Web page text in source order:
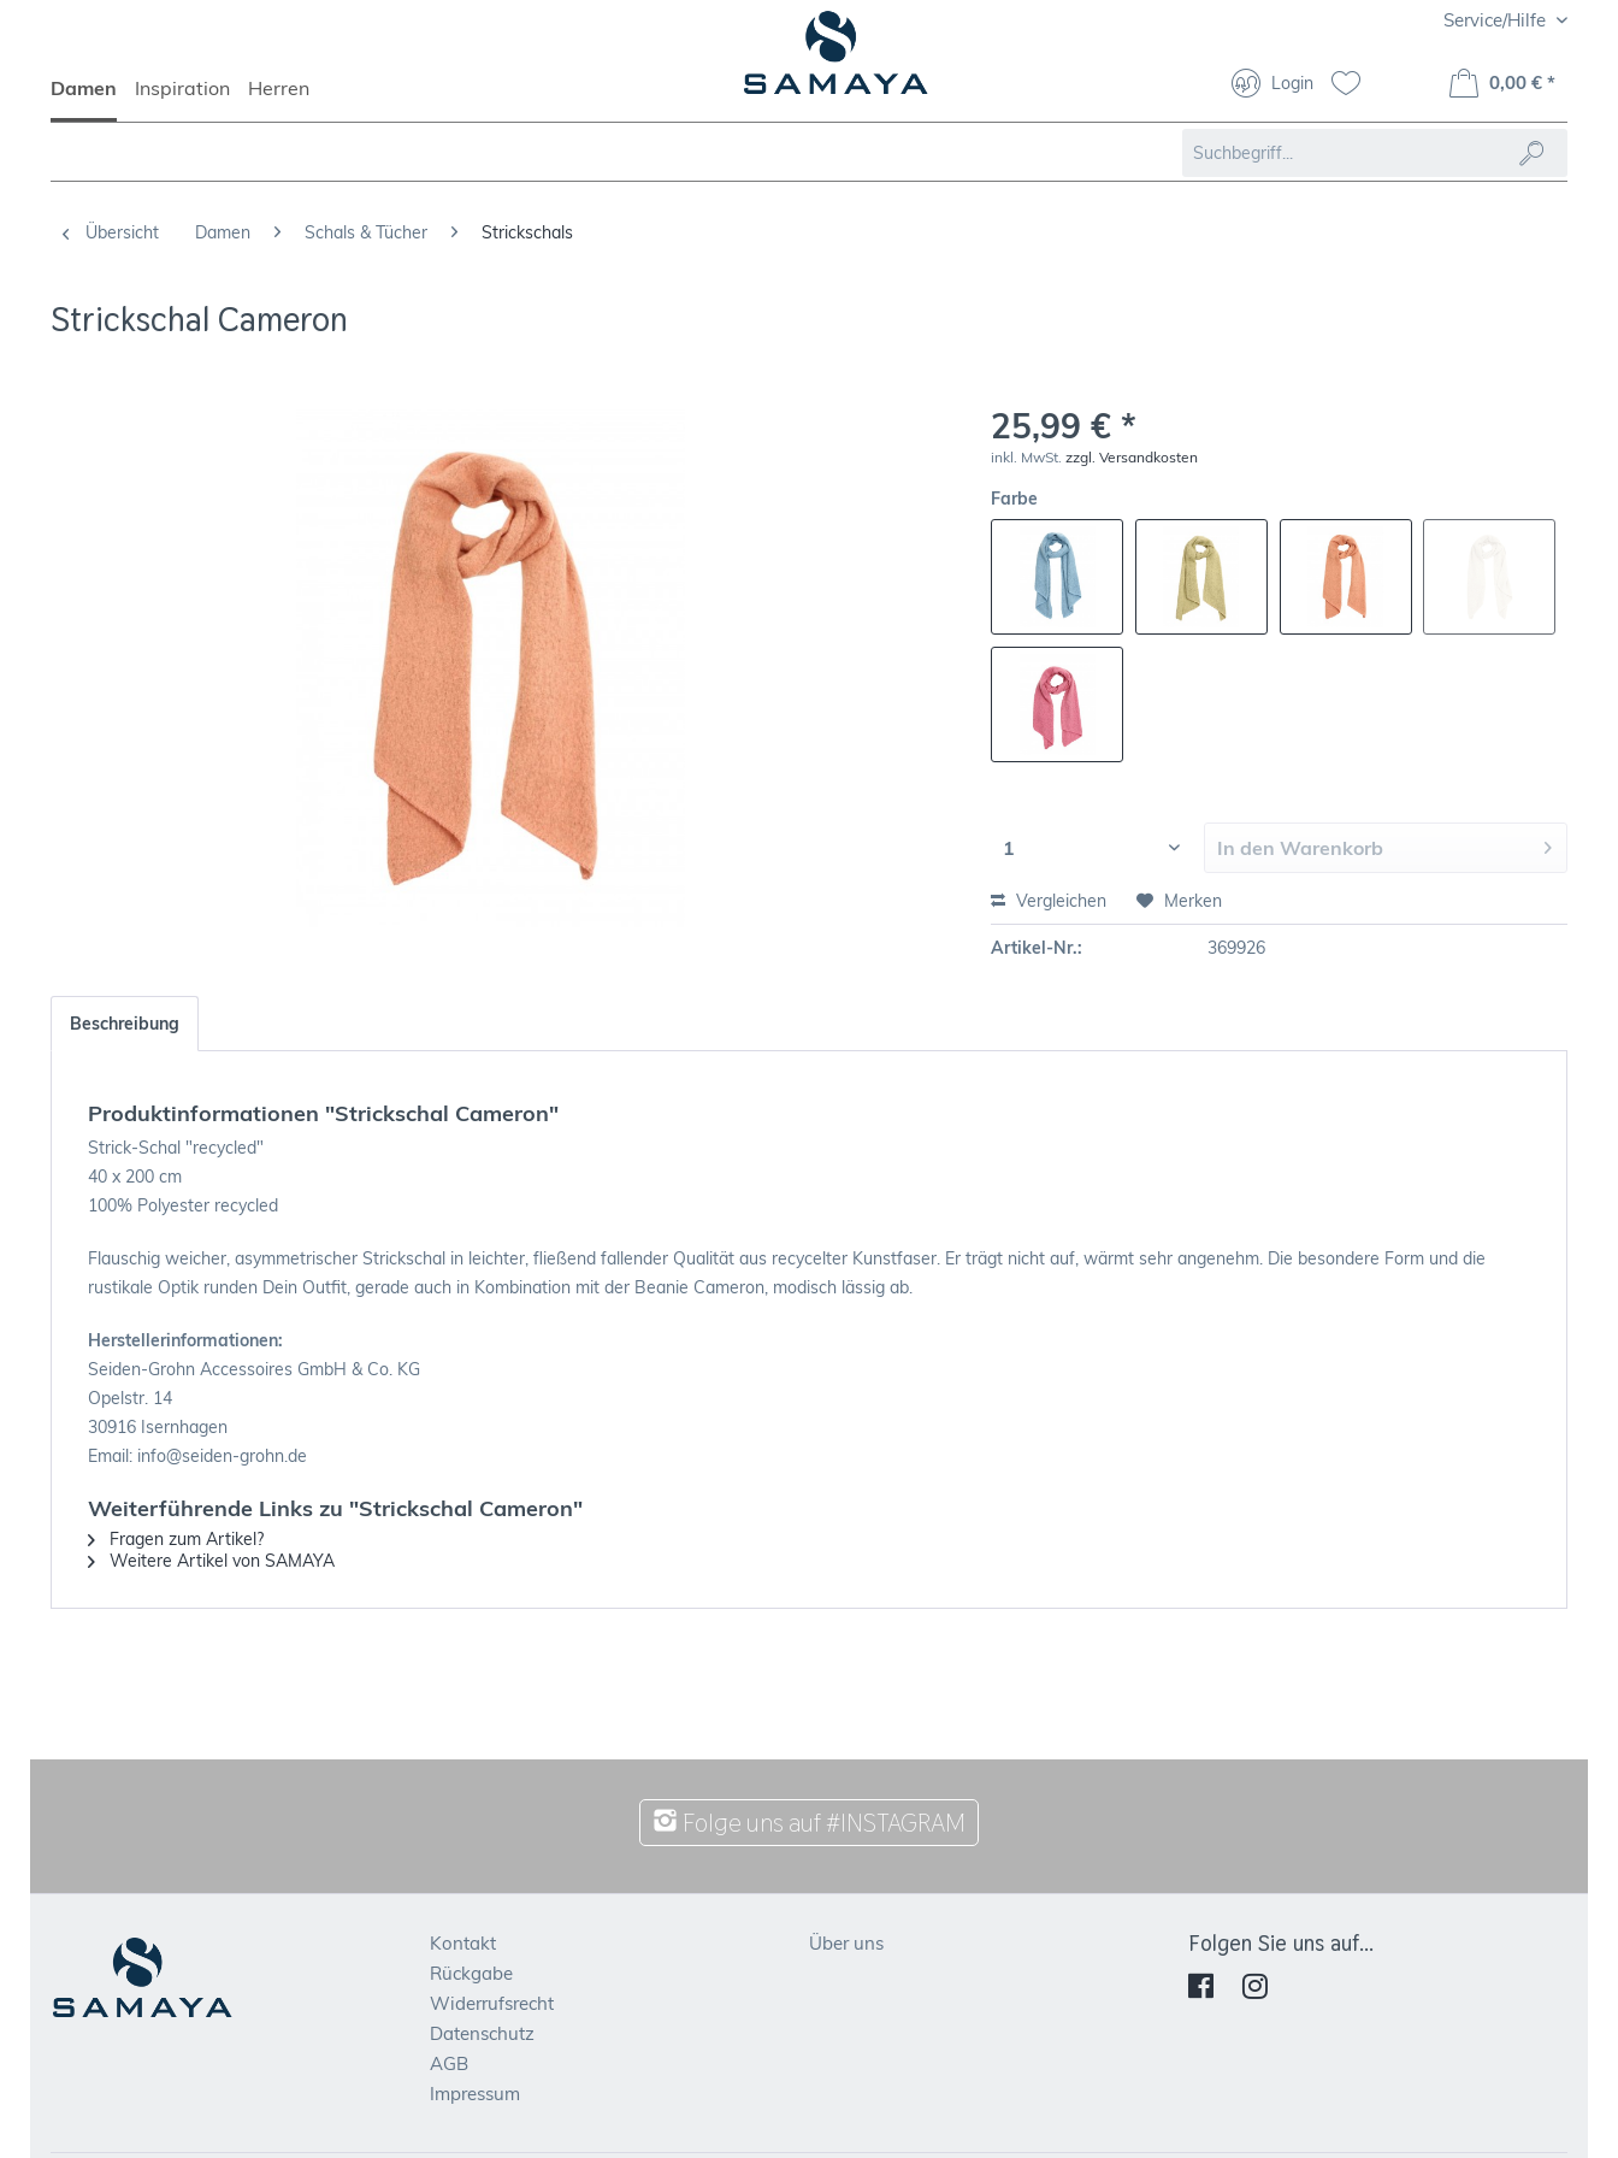
Service/Hilfe
Damen Inspiration Herren Login 0,00 € *
Übersicht Damen Schals & Tücher Strickschals
Strickschal Cameron
25,99 € *
inkl. MwSt.zzgl. Versandkosten
Farbe
In den Warenkorb
Vergleichen Merken
Artikel-Nr.: 369926
Beschreibung
Produktinformationen "Strickschal Cameron"
Strick-Schal "recycled"
40 x 200 cm
100% Polyester recycled
Flauschig weicher, asymmetrischer Strickschal in leichter, fließend fallender Qualität aus recycelter Kunstfaser. Er trägt nicht auf, wärmt sehr angenehm. Die besondere Form und die
rustikale Optik runden Dein Outfit, gerade auch in Kombination mit der Beanie Cameron, modisch lässig ab.
Herstellerinformationen:
Seiden-Grohn Accessoires GmbH & Co. KG
Opelstr. 14
30916 Isernhagen
Email: info@seiden-grohn.de
Weiterführende Links zu "Strickschal Cameron"
Fragen zum Artikel?
Weitere Artikel von SAMAYA
Folge uns auf #INSTAGRAM
Kontakt
Rückgabe
Widerrufsrecht
Datenschutz
AGB
Impressum
Über uns Folgen Sie uns auf...